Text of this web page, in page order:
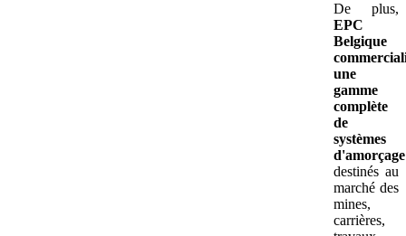
De plus,
EPC
Belgique
une
gamme
complète
de
systèmes
d'amorçage
destinés au
marché des
mines,
carrières,